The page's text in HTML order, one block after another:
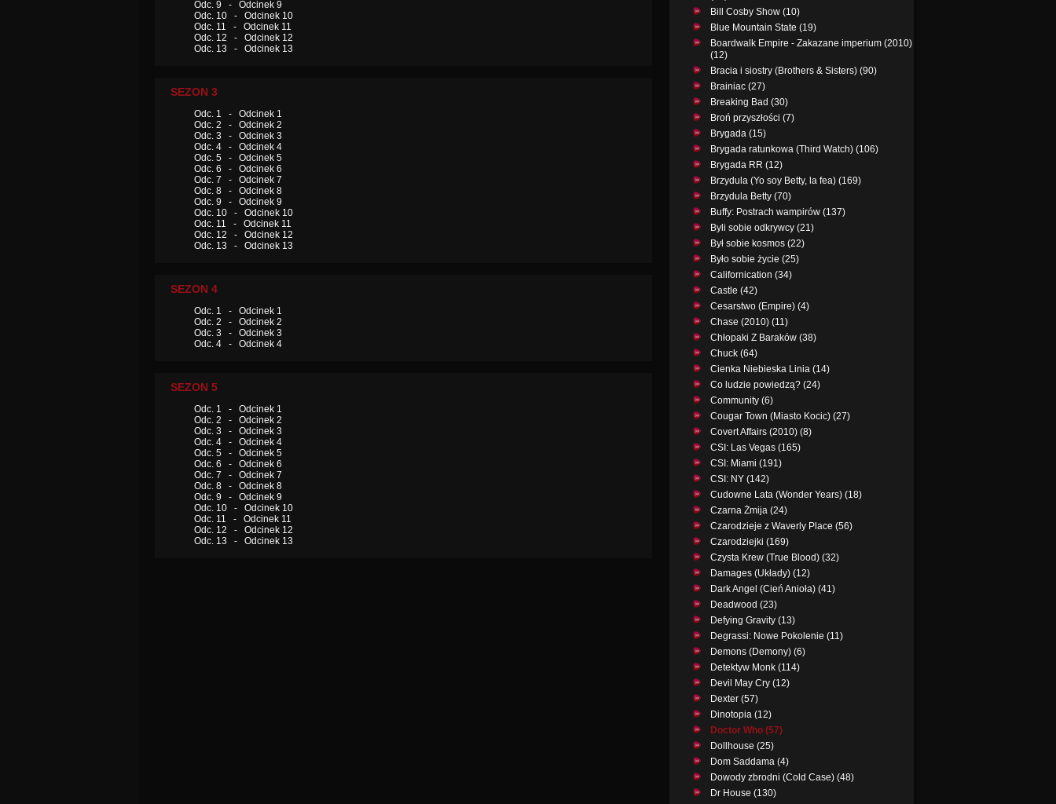
Odc. 9 - Odcinek 9
Odc. 10 - Odcinek 10
Odc. 11 - Odcinek 11
Odc. 12 - Odcinek 12
Odc. 13 - Odcinek 13
SEZON 3
Odc. 1 - Odcinek 1
Odc. 2 - Odcinek 2
Odc. 3 - Odcinek 3
Odc. 4 - Odcinek 4
Odc. 5 - Odcinek 5
Odc. 6 - Odcinek 6
Odc. 7 - Odcinek 7
Odc. 8 - Odcinek 8
Odc. 9 - Odcinek 9
Odc. 10 - Odcinek 10
Odc. 11 - Odcinek 11
Odc. 12 - Odcinek 12
Odc. 13 - Odcinek 13
SEZON 4
Odc. 1 - Odcinek 1
Odc. 2 - Odcinek 2
Odc. 3 - Odcinek 3
Odc. 4 - Odcinek 4
SEZON 5
Odc. 1 - Odcinek 1
Odc. 2 - Odcinek 2
Odc. 3 - Odcinek 3
Odc. 4 - Odcinek 4
Odc. 5 - Odcinek 5
Odc. 6 - Odcinek 6
Odc. 7 - Odcinek 7
Odc. 8 - Odcinek 8
Odc. 9 - Odcinek 9
Odc. 10 - Odcinek 10
Odc. 11 - Odcinek 11
Odc. 12 - Odcinek 12
Odc. 13 - Odcinek 13
Bill Cosby Show (10)
Blue Mountain State (19)
Boardwalk Empire - Zakazane imperium (2010)
(12)
Bracia i siostry (Brothers & Sisters) (90)
Brainiac (27)
Breaking Bad (30)
Broń przyszłości (7)
Brygada (15)
Brygada ratunkowa (Third Watch) (106)
Brygada RR (12)
Brzydula (Yo soy Betty, la fea) (169)
Brzydula Betty (70)
Buffy: Postrach wampirów (137)
Byli sobie odkrywcy (21)
Był sobie kosmos (22)
Było sobie życie (25)
Californication (34)
Castle (42)
Cesarstwo (Empire) (4)
Chase (2010) (11)
Chłopaki Z Baraków (38)
Chuck (64)
Cienka Niebieska Linia (14)
Co ludzie powiedzą? (24)
Community (6)
Cougar Town (Miasto Kocic) (27)
Covert Affairs (2010) (8)
CSI: Las Vegas (165)
CSI: Miami (191)
CSI: NY (142)
Cudowne Lata (Wonder Years) (18)
Czarna Żmija (24)
Czarodzieje z Waverly Place (56)
Czarodziejki (169)
Czysta Krew (True Blood) (32)
Damages (Układy) (12)
Dark Angel (Cień Anioła) (41)
Deadwood (23)
Defying Gravity (13)
Degrassi: Nowe Pokolenie (11)
Demons (Demony) (6)
Detektyw Monk (114)
Devil May Cry (12)
Dexter (57)
Dinotopia (12)
Doctor Who (57)
Dollhouse (25)
Dom Saddama (4)
Dowody zbrodni (Cold Case) (48)
Dr House (130)